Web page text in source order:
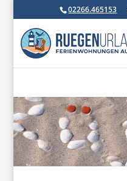
02266.465153